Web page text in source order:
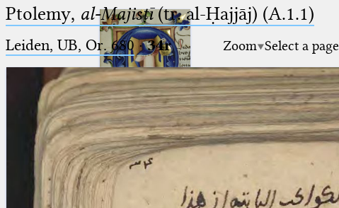
Ptolemaeus
Arabus et Latinus
🔎︎
Ptolemy, al-Majisṭī(tr. al-Ḥajjāj) (A.1.1)
Leiden, UB, Or. 680·34r Zoom Select a page